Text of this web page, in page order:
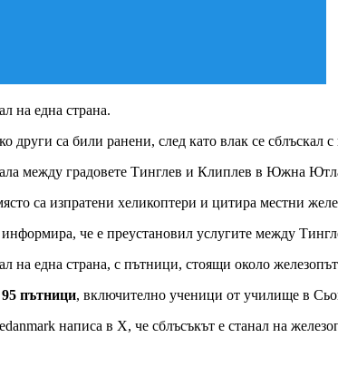
на една страна.
други са били ранени, след като влак се
между градовете Тинглев и Клиплев в Южна
са изпратени хеликоптери и цитира местни
че е преустановил услугите между
на една страна, с пътници, стоящи около
пътници, включително ученици от училище в
написа в X, че сблъсъкът е станал на